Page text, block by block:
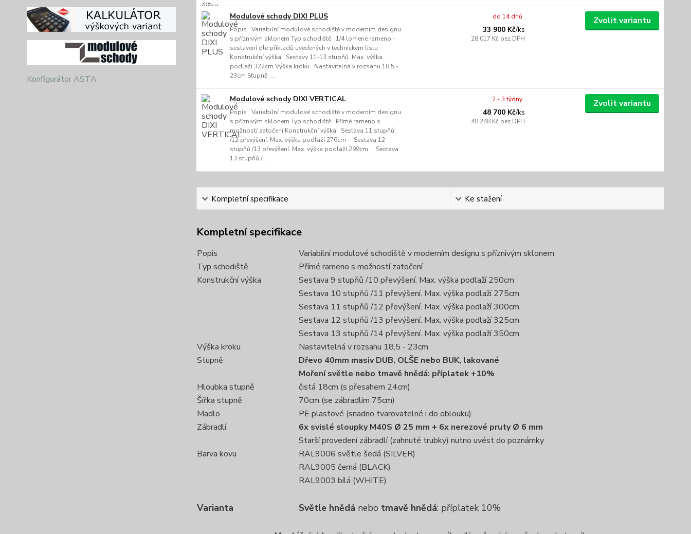
Konfigurátor ASTA
Modulové schody DIXI PLUS
Popis Variabilní modulové schodiště v moderním designu
s příznivým sklonem Typ schodiště 1/4 lomené rameno -
sestavení dle příkladů uvedených v technickém listu
Konstrukční výška Sestavy 11-13 stupňů. Max. výška
podlaží 322cm Výška kroku Nastavitelná v rozsahu 18,5 -
23cm Stupně ...
33 900 Kč/ks
28 017 Kč bez DPH
do 14 dnů Zvolit variantu
Modulové schody DIXI VERTICAL
Popis Variabilní modulové schodiště v moderním designu
s příznivým sklonem Typ schodiště Přímé rameno s
možností zatočení Konstrukční výška Sestava 11 stupňů
/12 převýšení. Max. výška podlaží 276cm Sestava 12
stupňů /13 převýšení. Max. výška podlaží 299cm Sestava
13 stupňů /...
48 700 Kč/ks
40 248 Kč bez DPH
2 - 3 týdny Zvolit variantu
Kompletní specifikace Ke stažení
Kompletní specifikace
Popis
Variabilní modulové schodiště v moderním designu s příznivým sklonem
Typ schodiště
Přímé rameno s možností zatočení
Konstrukční výška
Sestava 9 stupňů /10 převýšení. Max. výška podlaží 250cm
Sestava 10 stupňů /11 převýšení. Max. výška podlaží 275cm
Sestava 11 stupňů /12 převýšení. Max. výška podlaží 300cm
Sestava 12 stupňů /13 převýšení. Max. výška podlaží 325cm
Sestava 13 stupňů /14 převýšení. Max. výška podlaží 350cm
Výška kroku
Nastavitelná v rozsahu 18,5 - 23cm
Stupně
Dřevo 40mm masiv DUB, OLŠE nebo BUK, lakované
Moření světle nebo tmavě hnědá: příplatek +10%
Hloubka stupně
čistá 18cm (s přesahem 24cm)
Šířka stupně
70cm (se zábradlím 75cm)
Madlo
PE plastové (snadno tvarovatelné i do oblouku)
Zábradlí
6x svislé sloupky M40S Ø 25 mm + 6x nerezové pruty Ø 6 mm
Starší provedení zábradlí (zahnuté trubky) nutno uvést do poznámky
Barva kovu
RAL9006 světle šedá (SILVER)
RAL9005 černá (BLACK)
RAL9003 bílá (WHITE)
Varianta Světle hnědá nebo tmavě hnědá: příplatek 10%